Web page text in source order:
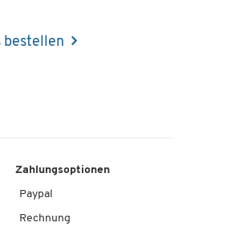
bestellen
Zahlungsoptionen
Paypal
Rechnung